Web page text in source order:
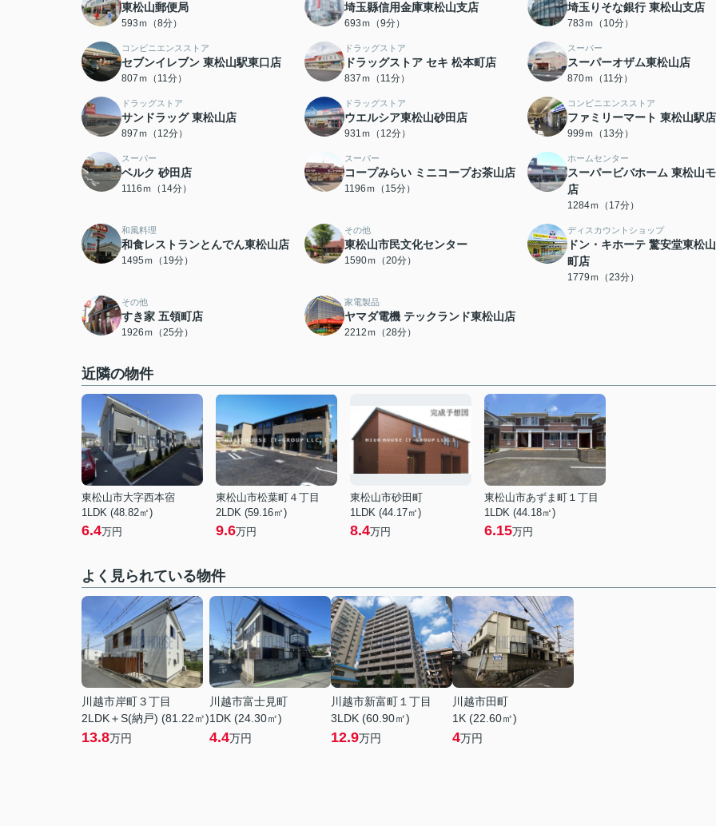
東松山郵便局
593ｍ（8分）
埼玉縣信用金庫東松山支店
693ｍ（9分）
埼玉りそな銀行 東松山支店
783ｍ（10分）
コンビニエンスストア
セブンイレブン 東松山駅東口店
807ｍ（11分）
ドラッグストア
ドラッグストア セキ 松本町店
837ｍ（11分）
スーパー
スーパーオザム東松山店
870ｍ（11分）
ドラッグストア
サンドラッグ 東松山店
897ｍ（12分）
ドラッグストア
ウエルシア東松山砂田店
931ｍ（12分）
コンビニエンスストア
ファミリーマート 東松山駅店
999ｍ（13分）
スーパー
ベルク 砂田店
1116ｍ（14分）
スーパー
コープみらい ミニコープお茶山店
1196ｍ（15分）
ホームセンター
スーパービバホーム 東松山
店
1284ｍ（17分）
和風料理
和食レストランとんでん東松山店
1495ｍ（19分）
その他
東松山市民文化センター
1590ｍ（20分）
ディスカウントショップ
ドン・キホーテ 驚安堂東松
町店
1779ｍ（23分）
その他
すき家 五領町店
1926ｍ（25分）
家電製品
ヤマダ電機 テックランド東松山店
2212ｍ（28分）
近隣の物件
東松山市大字西本宿
1LDK (48.82㎡)
6.4万円
東松山市松葉町４丁目
2LDK (59.16㎡)
9.6万円
東松山市砂田町
1LDK (44.17㎡)
8.4万円
東松山市あずま町１丁目
1LDK (44.18㎡)
6.15万円
よく見られている物件
川越市岸町３丁目
2LDK＋S(納戸) (81.22㎡)
13.8万円
川越市富士見町
1DK (24.30㎡)
4.4万円
川越市新富町１丁目
3LDK (60.90㎡)
12.9万円
川越市田町
1K (22.60㎡)
4万円